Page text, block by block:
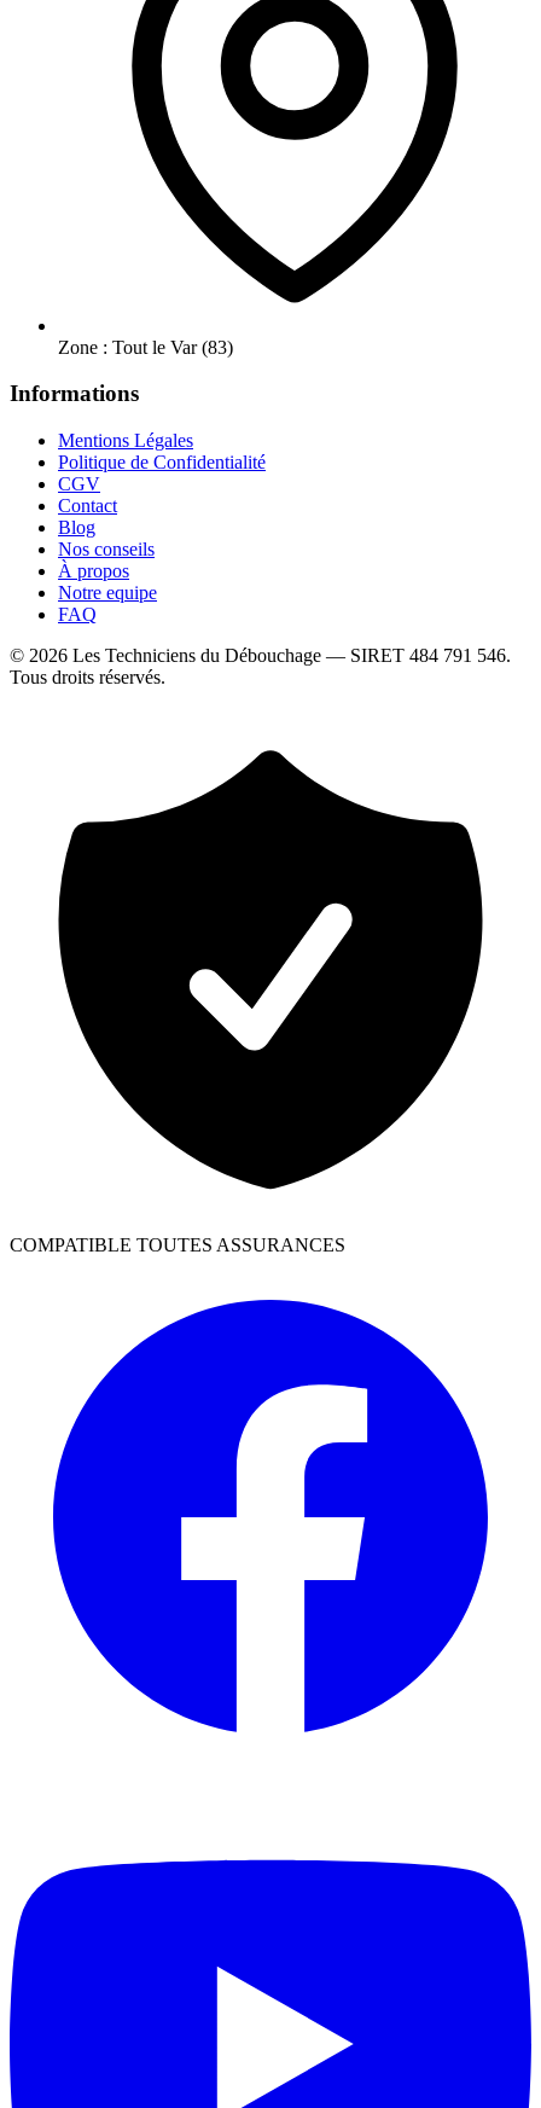
Zone : Tout le Var (83)
Informations
Mentions Légales
Politique de Confidentialité
CGV
Contact
Blog
Nos conseils
À propos
Notre equipe
FAQ
© 2026 Les Techniciens du Débouchage — SIRET 484 791 546.
Tous droits réservés.
COMPATIBLE TOUTES ASSURANCES